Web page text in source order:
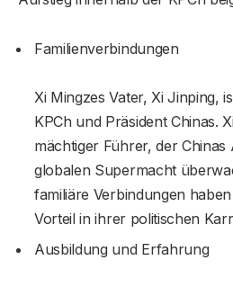
Familienverbindungen
Xi Mingzes Vater, Xi Jinping,
KPCh und Präsident Chinas.
mächtiger Führer, der Chinas
globalen Supermacht
familiäre Verbindungen
Vorteil in ihrer politischen
Ausbildung und Erfahrung